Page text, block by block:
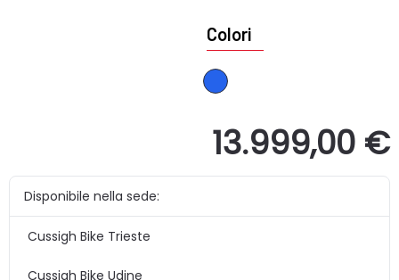
Colori
13.999,00 €
Disponibile nella sede:
Cussigh Bike Trieste
Cussigh Bike Udine